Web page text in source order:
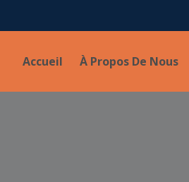
Accueil À Propos De Nous